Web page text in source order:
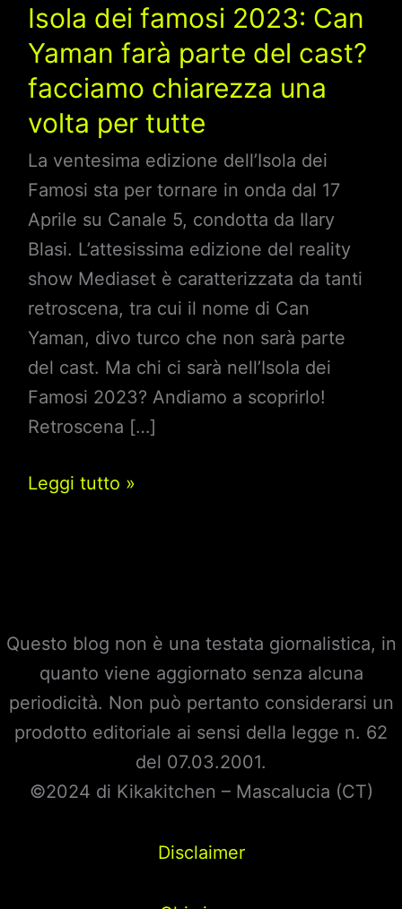
Isola dei famosi 2023: Can
Yaman farà parte del cast?
facciamo chiarezza una
volta per tutte
La ventesima edizione dell’Isola dei
Famosi sta per tornare in onda dal 17
Aprile su Canale 5, condotta da Ilary
Blasi. L’attesissima edizione del reality
show Mediaset è caratterizzata da tanti
retroscena, tra cui il nome di Can
Yaman, divo turco che non sarà parte
del cast. Ma chi ci sarà nell’Isola dei
Famosi 2023? Andiamo a scoprirlo!
Retroscena […]
Isola
parte
Leggi tutto »
Questo blog non è una testata giornalistica, in
quanto viene aggiornato senza alcuna
periodicità. Non può pertanto considerarsi un
prodotto editoriale ai sensi della legge n. 62
del 07.03.2001.
©2024 di Kikakitchen – Mascalucia (CT)
Disclaimer